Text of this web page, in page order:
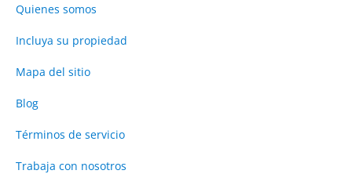
Quienes somos
Incluya su propiedad
Mapa del sitio
Blog
Términos de servicio
Trabaja con nosotros